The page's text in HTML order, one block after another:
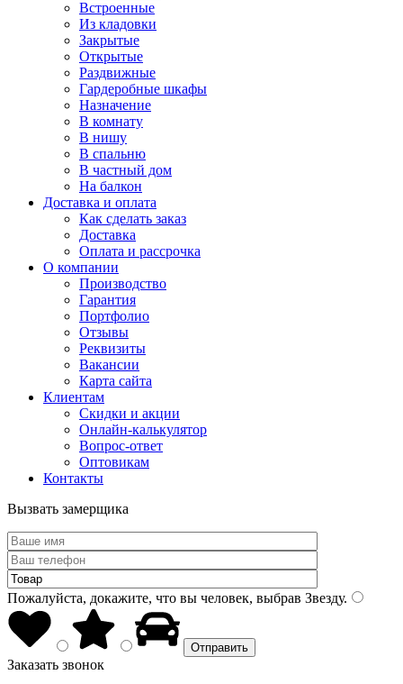
Встроенные
Из кладовки
Закрытые
Открытые
Раздвижные
Гардеробные шкафы
Назначение
В комнату
В нишу
В спальню
В частный дом
На балкон
Доставка и оплата
Как сделать заказ
Доставка
Оплата и рассрочка
О компании
Производство
Гарантия
Портфолио
Отзывы
Реквизиты
Вакансии
Карта сайта
Клиентам
Скидки и акции
Онлайн-калькулятор
Вопрос-ответ
Оптовикам
Контакты
Вызвать замерщика
Пожалуйста, докажите, что вы человек, выбрав Звезду.
Заказать звонок